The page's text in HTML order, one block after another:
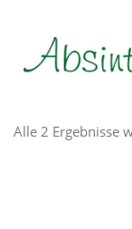
springen
Alle 2 Ergebnisse